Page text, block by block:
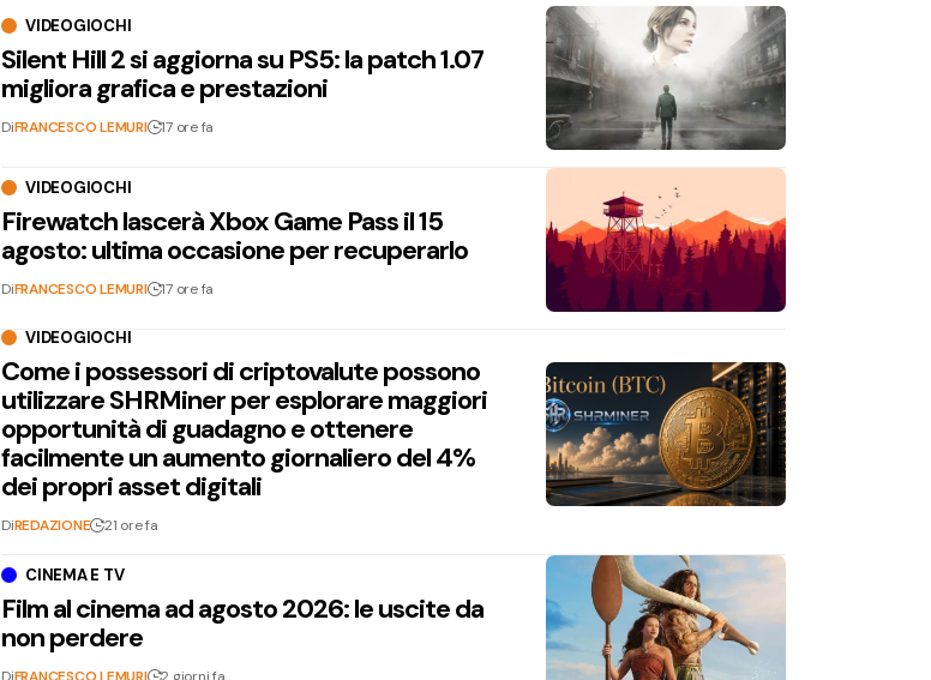
VIDEOGIOCHI
Silent Hill 2 si aggiorna su PS5: la patch 1.07
migliora grafica e prestazioni
DiFRANCESCO LEMURI 17 ore fa
VIDEOGIOCHI
Firewatch lascerà Xbox Game Pass il 15
agosto: ultima occasione per recuperarlo
DiFRANCESCO LEMURI 17 ore fa
VIDEOGIOCHI
Come i possessori di criptovalute possono
utilizzare SHRMiner per esplorare maggiori
opportunità di guadagno e ottenere
facilmente un aumento giornaliero del 4%
dei propri asset digitali
DiREDAZIONE 21 ore fa
CINEMA E TV
Film al cinema ad agosto 2026: le uscite da
non perdere
DiFRANCESCO LEMURI 2 giorni fa